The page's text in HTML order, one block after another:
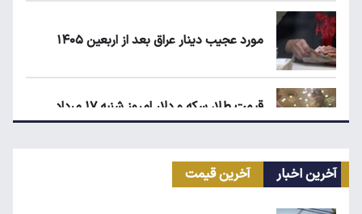
مورد عجیب دینار عراق بعد از اربعین ۱۴۰۵
قیمت طلا، سکه و دلار امروز شنبه ۱۷ مرداد
۱۴۰۵
آخرین اخبار آخرین قیمت